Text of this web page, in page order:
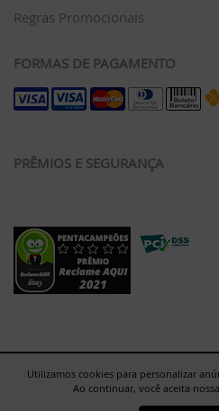
Regras Promocionais
FORMAS DE PAGAMENTO
PRÊMIOS E SEGURANÇA
Utilizamos cookies para personalizar
Ao continuar, você aceita nossa